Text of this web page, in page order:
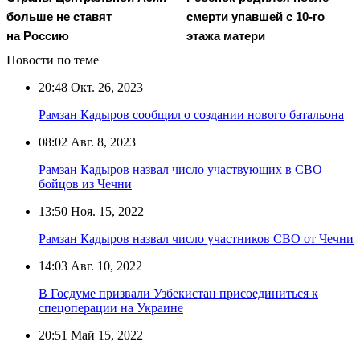
больше не ставят
на Россию
смерти упавшей с 10-го
этажа матери
Новости по теме
20:48 Окт. 26, 2023
Рамзан Кадыров сообщил о создании нового батальона
08:02 Авг. 8, 2023
Рамзан Кадыров назвал число участвующих в СВО
бойцов из Чечни
13:50 Ноя. 15, 2022
Рамзан Кадыров назвал число участников СВО от Чечни
14:03 Авг. 10, 2022
В Госдуме призвали Узбекистан присоединиться к
спецоперации на Украине
20:51 Май 15, 2022